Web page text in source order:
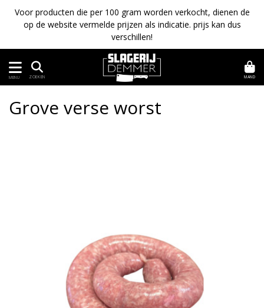
Voor producten die per 100 gram worden verkocht, dienen de
op de website vermelde prijzen als indicatie. prijs kan dus
verschillen!
MENU ZOEKEN MAND
Grove verse worst